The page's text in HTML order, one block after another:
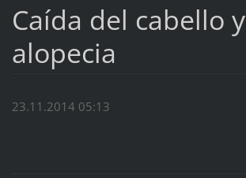
Caída del cabello y
alopecia
23.11.2014 05:13